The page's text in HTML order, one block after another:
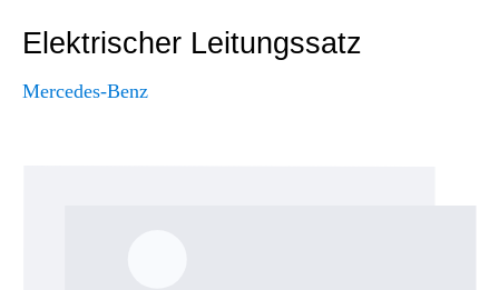
Elektrischer Leitungssatz
Mercedes-Benz